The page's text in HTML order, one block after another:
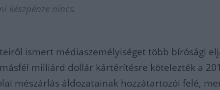
készpénze nincs.
ismert médiaszemélyiséget több bírósági
milliárd dollár kártérítésre kötelezték a
mészárlás áldozatainak hozzátartozói felé,